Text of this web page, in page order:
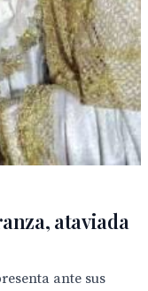
ataviada
ante sus